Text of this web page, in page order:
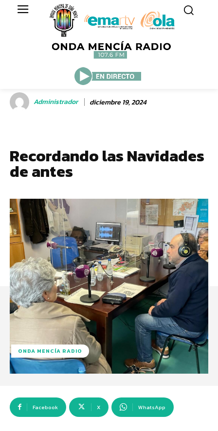
Administrador diciembre 19, 2024
Recordando las Navidades
de antes
ONDA MENCÍA RADIO
Facebook X WhatsApp